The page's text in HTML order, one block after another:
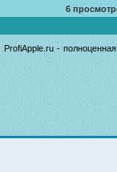
6
ProfiApple.ru -